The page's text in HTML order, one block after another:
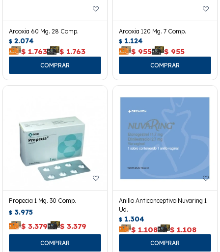
Arcoxia 60 Mg. 28 Comp.
$ 2.074
$ 1.763 $ 1.763
Arcoxia 120 Mg. 7 Comp.
$ 1.124
$ 955 $ 955
Propecia 1 Mg. 30 Comp.
$ 3.975
$ 3.379 $ 3.379
Anillo Anticonceptivo Nuvaring 1
Ud.
$ 1.304
$ 1.108 $ 1.108